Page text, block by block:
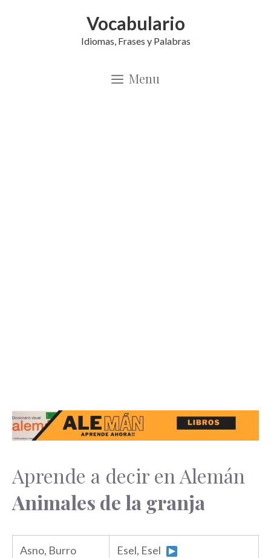
Vocabulario
Idiomas, Frases y Palabras
Menu
Aprende a decir en Alemán
Animales de la granja
Asno, Burro Esel, Esel